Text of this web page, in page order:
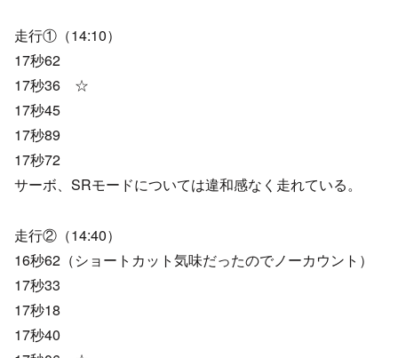
走行①（14:10）
17秒62
17秒36 ☆
17秒45
17秒89
17秒72
サーボ、SRモードについては違和感なく走れている。
走行②（14:40）
16秒62（ショートカット気味だったのでノーカウント）
17秒33
17秒18
17秒40